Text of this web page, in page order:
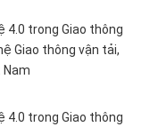
4.0 trong Giao thông
Giao thông vận tải,
Nam
4.0 trong Giao thông